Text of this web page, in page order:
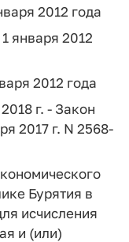
2012 года
января 2012
2012 года
г. - Закон
2017 г. N 2568-
Бурятия в
исчисления
и (или)